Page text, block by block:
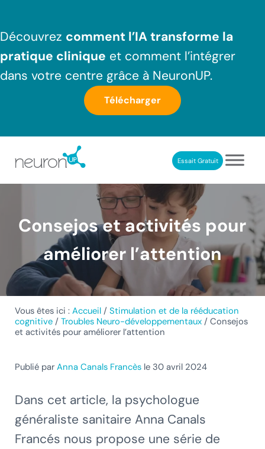
Découvrez comment l’IA transforme la
pratique clinique et comment l’intégrer
dans votre centre grâce à NeuronUP.
Télécharger
Essait Gratuit
Consejos et activités pour
améliorer l’attention
Vous êtes ici : Accueil / Stimulation et de la rééducation
cognitive / Troubles Neuro-développementaux / Consejos
et activités pour améliorer l’attention
Publié par Anna Canals Francèsle 30 avril 2024
Dans cet article, la psychologue
généraliste sanitaire Anna Canals
Francés nous propose une série de